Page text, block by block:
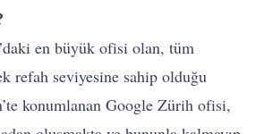
en büyük ofisi olan, tüm
refah seviyesine sahip olduğu
konumlanan Google Zürih ofisi,